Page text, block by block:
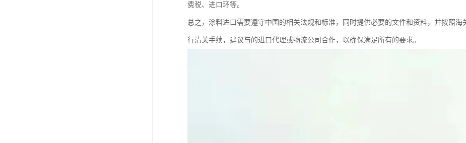
费税、进口环等。
总之，涂料进口需要遵守中国的相关法规和标准，同时提供必要的文件和资料，并按照
行清关手续，建议与的进口代理或物流公司合作，以确保满足所有的要求。